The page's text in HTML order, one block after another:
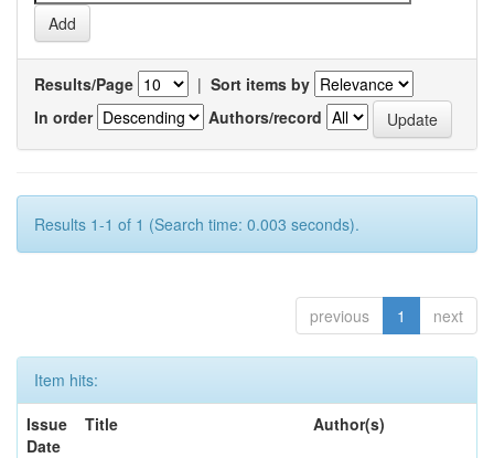
Results/Page | Sort items by
In order
Authors/record
Results 1-1 of 1 (Search time: 0.003 seconds).
previous 1 next
Item hits:
Issue
Date
Title Author(s)